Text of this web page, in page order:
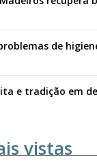
de
e tradição em
vistas